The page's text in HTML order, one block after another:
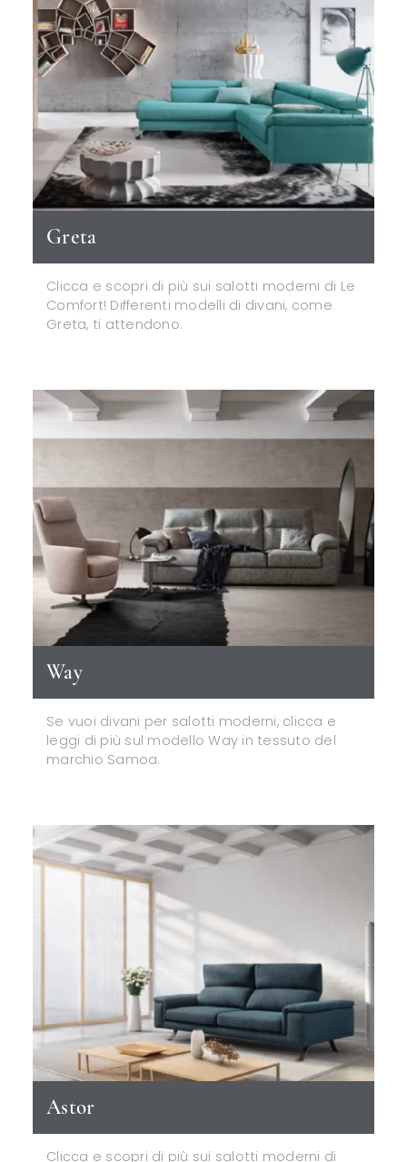
Greta
Clicca e scopri di più sui salotti moderni di Le
Comfort! Differenti modelli di divani, come
Greta, ti attendono.
Way
Se vuoi divani per salotti moderni, clicca e
leggi di più sul modello Way in tessuto del
marchio Samoa.
Astor
Clicca e scopri di più sui salotti moderni di